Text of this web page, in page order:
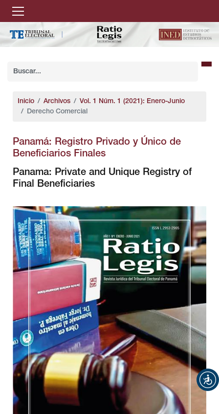
Inicio Archivos
Vol. 1 Núm. 1 (2021): Enero-Junio
Derecho Comercial
Panamá: Registro Privado y Único de
Beneficiarios Finales
Panama: Private and Unique Registry of
Final Beneficiaries